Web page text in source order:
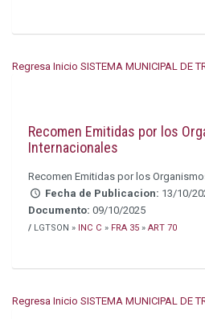
Regresa Inicio SISTEMA MUNICIPAL DE
Recomen Emitidas por los
Internacionales
Recomen Emitidas por los
Fecha de Publicacion: 13/10/
Documento: 09/10/2025
/ LGTSON » INC C » FRA 35 » ART 70
Regresa Inicio SISTEMA MUNICIPAL DE